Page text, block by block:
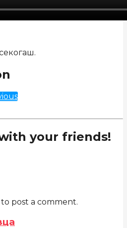
your friends!
to post a comment.